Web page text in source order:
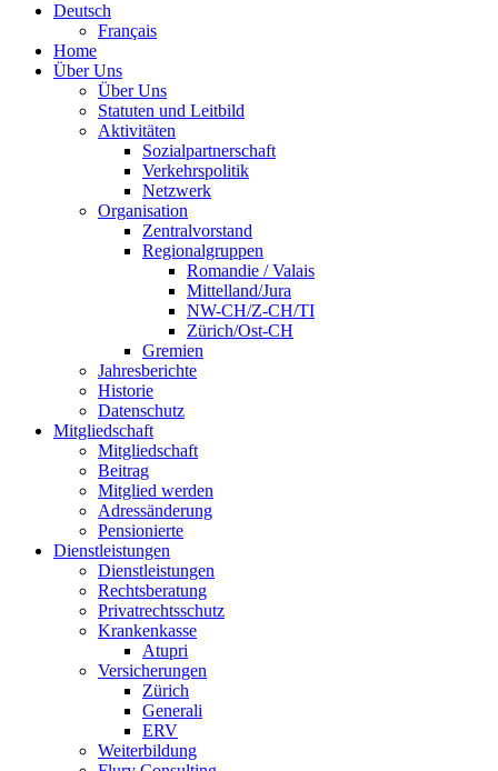
Deutsch
Français
Home
Über Uns
Über Uns
Statuten und Leitbild
Aktivitäten
Sozialpartnerschaft
Verkehrspolitik
Netzwerk
Organisation
Zentralvorstand
Regionalgruppen
Romandie / Valais
Mittelland/Jura
NW-CH/Z-CH/TI
Zürich/Ost-CH
Gremien
Jahresberichte
Historie
Datenschutz
Mitgliedschaft
Mitgliedschaft
Beitrag
Mitglied werden
Adressänderung
Pensionierte
Dienstleistungen
Dienstleistungen
Rechtsberatung
Privatrechtsschutz
Krankenkasse
Atupri
Versicherungen
Zürich
Generali
ERV
Weiterbildung